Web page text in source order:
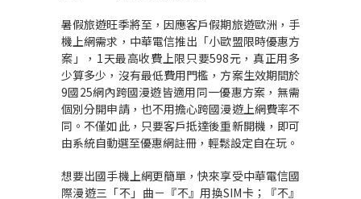
暑假旅遊旺季將至，因應客戶假期旅遊歐洲，手
機上網需求，中華電信推出「小歐盟限時優惠方
案」，1天最高收費上限只要598元，真正用多
少算多少，沒有最低費用門檻，方案生效期間於
9國25網內跨國漫遊皆適用同一優惠方案，無需
個別分開申請，也不用擔心跨國漫遊上網費率不
同。不僅如此，只要客戶抵達後重新開機，即可
由系統自動選至優惠網註冊，輕鬆設定自在玩。
想要出國手機上網更簡單，快來享受中華電信國
際漫遊三「不」曲－『不』用換SIM卡；『不』